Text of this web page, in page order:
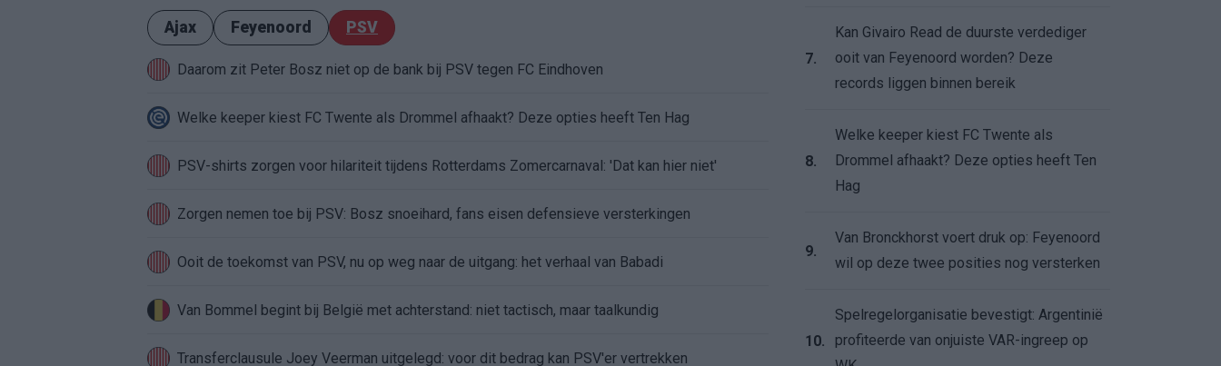
Ajax Feyenoord PSV
Daarom zit Peter Bosz niet op de bank bij PSV tegen FC Eindhoven
Welke keeper kiest FC Twente als Drommel afhaakt? Deze opties heeft Ten Hag
PSV-shirts zorgen voor hilariteit tijdens Rotterdams Zomercarnaval: 'Dat kan hier niet'
Zorgen nemen toe bij PSV: Bosz snoeihard, fans eisen defensieve versterkingen
Ooit de toekomst van PSV, nu op weg naar de uitgang: het verhaal van Babadi
Van Bommel begint bij België met achterstand: niet tactisch, maar taalkundig
Transferclausule Joey Veerman uitgelegd: voor dit bedrag kan PSV'er vertrekken
7.
Kan Givairo Read de duurste verdediger
ooit van Feyenoord worden? Deze
records liggen binnen bereik
8.
Welke keeper kiest FC Twente als
Drommel afhaakt? Deze opties heeft Ten
Hag
9.
Van Bronckhorst voert druk op: Feyenoord
wil op deze twee posities nog versterken
10.
Spelregelorganisatie bevestigt: Argentinië
profiteerde van onjuiste VAR-ingreep op